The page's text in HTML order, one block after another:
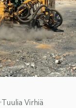
Tuulia Virhiä